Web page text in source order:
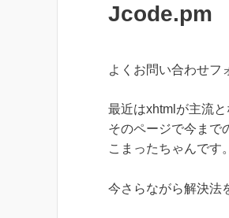
Jcode.pm
よくお問い合わせフ
最近はxhtmlが主流
そのページで今まで
こまったちゃんです。
今さらながら解決法